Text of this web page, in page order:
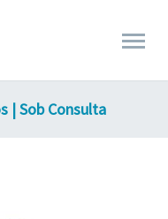
| Sob Consulta